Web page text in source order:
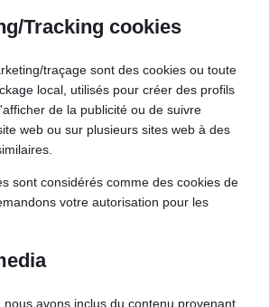
Tracking cookies
traçage sont des cookies ou toute
local, utilisés pour créer des profils
de la publicité ou de suivre
web ou sur plusieurs sites web à des
sont considérés comme des cookies de
votre autorisation pour les
avons inclus du contenu provenant